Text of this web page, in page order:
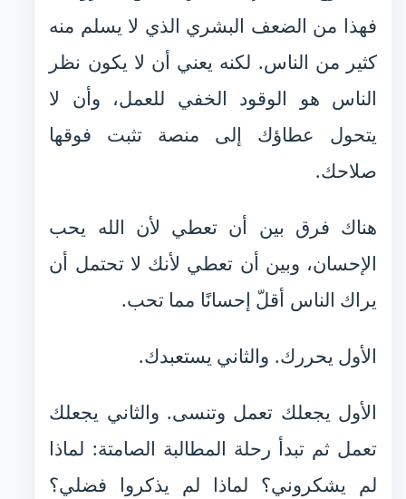
فهذا من الضعف البشري الذي لا يسلم منه
كثير من الناس. لكنه يعني أن لا يكون نظر
الناس هو الوقود الخفي للعمل، وأن لا
يتحول عطاؤك إلى منصة تثبت فوقها
صلاحك.
هناك فرق بين أن تعطي لأن الله يحب
الإحسان، وبين أن تعطي لأنك لا تحتمل أن
يراك الناس أقلّ إحسانًا مما تحب.
الأول يحررك. والثاني يستعبدك.
الأول يجعلك تعمل وتنسى. والثاني يجعلك
تعمل ثم تبدأ رحلة المطالبة الصامتة: لماذا
لم يشكروني؟ لماذا لم يذكروا فضلي؟